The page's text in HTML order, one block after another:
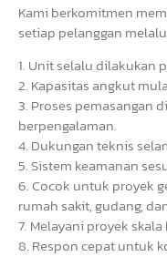
Kami berkomitmen
setiap pelanggan
1. Unit selalu dilakukan
2. Kapasitas angkut
3. Proses pemasangan
berpengalaman.
4. Dukungan teknis
5. Sistem keamanan
6. Cocok untuk proyek
rumah sakit, gudang,
7. Melayani proyek
8. Respon cepat untuk